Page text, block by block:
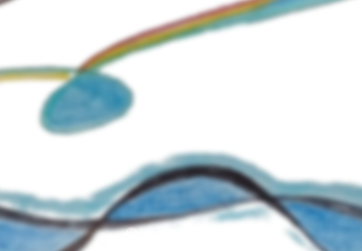
© La Tisseuse 2026